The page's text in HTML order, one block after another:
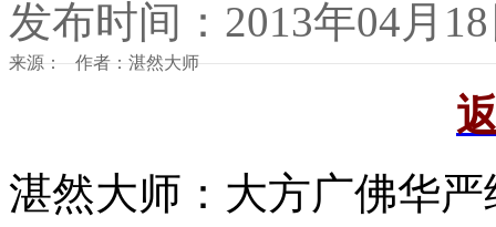
发布时间：2013年04月
来源： 作者：湛然大师
湛然大师：大方广佛华